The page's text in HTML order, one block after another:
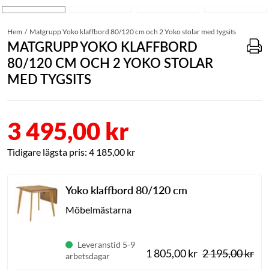
Hem Matgrupp Yoko klaffbord 80/120 cm och 2 Yoko stolar med tygsits
MATGRUPP YOKO KLAFFBORD
80/120 CM OCH 2 YOKO STOLAR
MED TYGSITS
3 495,00 kr
4 185,00 kr
Yoko klaffbord 80/120 cm
Möbelmästarna
Leveranstid 5-9
arbetsdagar
1 805,00 kr 2 195,00 kr